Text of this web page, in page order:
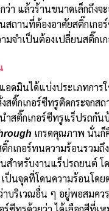
ว่า แล้วร้านขนาดเล็กถึงจ
สถานที่ต้องอาศัยสติ๊กเกอ
มจำเป็นต้องเปลี่ยนสติ๊กเ
อดมินได้แบ่งประเภทการ
ติ๊กเกอร์ซีทรูติดกระจกสถ
ำสติ๊กเกอร์ซีทรูแร็ปรถกัน
เกรดคุณภาพ นั่นก็
กเกอร์ทนความร้อนรวมถึ
นสำหรับงานแร็ปรถยนต์ โ
ป็นจุดที่โดนความร้อนโดย
าบริเวณอื่น ๆ อยู่พอสมคว